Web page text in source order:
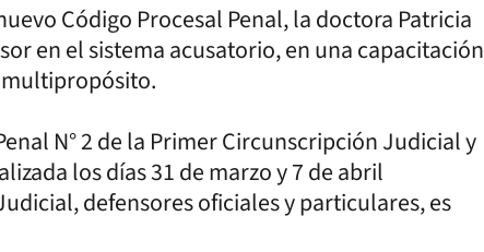
Código Procesal Penal, la doctora Patricia
en el sistema acusatorio, en una capacitación
N° 2 de la Primer Circunscripción Judicial y
los días 31 de marzo y 7 de abril
defensores oficiales y particulares, es